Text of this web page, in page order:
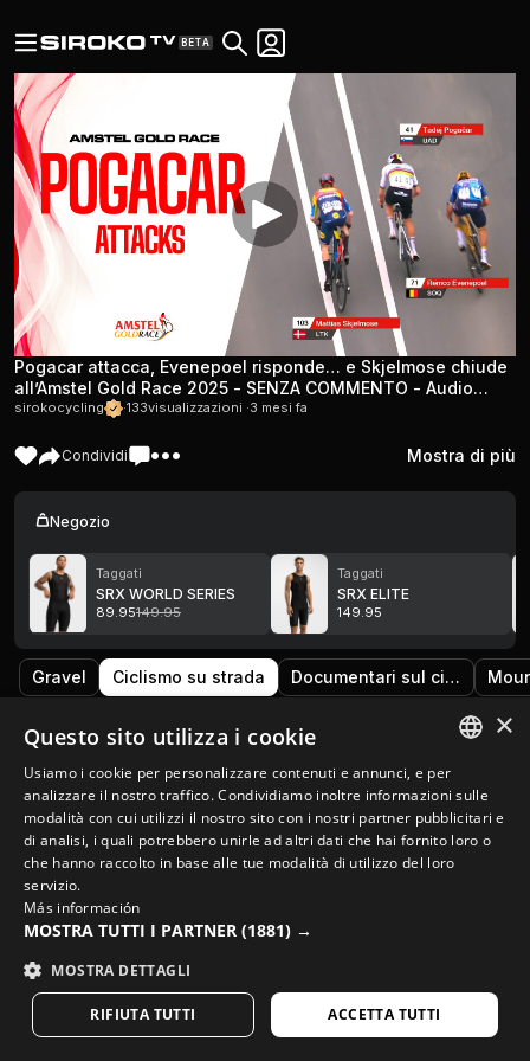
BETA
Pogacar attacca, Evenepoel risponde… e Skjelmose chiude
all’Amstel Gold Race 2025 - SENZA COMMENTO - Audio
ambiente
sirokocycling ·133visualizzazioni ·3 mesi fa
Condividi Mostra di più
Negozio
Taggati
SRX WORLD SERIES
89.95149.95
Taggati
SRX ELITE
149.95
Gravel Ciclismo su strada Documentari sul ciclismo
SPANISH
ENGLISH
GREEK
FINNISH
×
Questo sito utilizza i cookie
Usiamo i cookie per personalizzare contenuti e annunci, e per
analizzare il nostro traffico. Condividiamo inoltre informazioni sulle
modalità con cui utilizzi il nostro sito con i nostri partner pubblicitari e
di analisi, i quali potrebbero unirle ad altri dati che hai fornito loro o
che hanno raccolto in base alle tue modalità di utilizzo del loro
servizio.
Más información
MOSTRA TUTTI I PARTNER (1881) →
MOSTRA DETTAGLI
ACCETTA TUTTI
RIFIUTA TUTTI